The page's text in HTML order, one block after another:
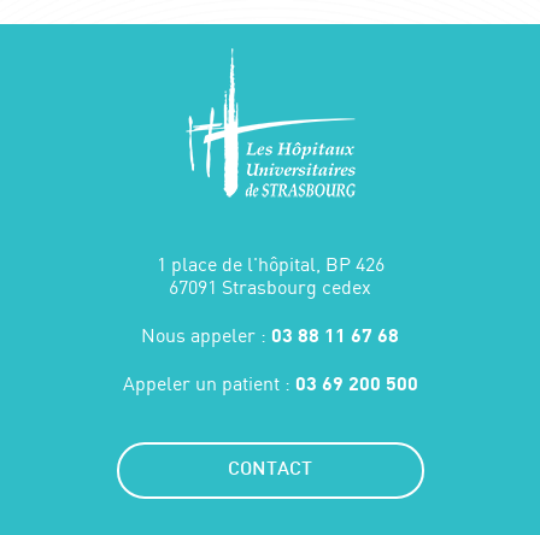
1 place de l'hôpital, BP 426
67091 Strasbourg cedex
Nous appeler : 03 88 11 67 68
Appeler un patient : 03 69 200 500
CONTACT